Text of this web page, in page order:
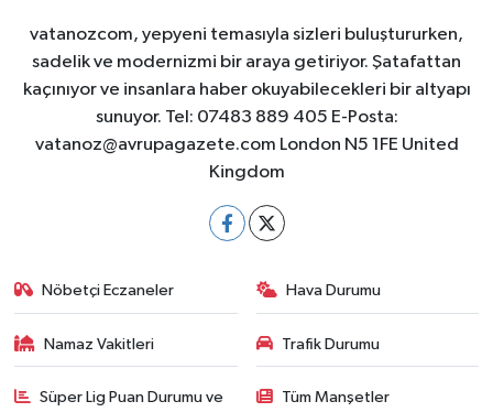
vatanozcom, yepyeni temasıyla sizleri buluştururken,
sadelik ve modernizmi bir araya getiriyor. Şatafattan
kaçınıyor ve insanlara haber okuyabilecekleri bir altyapı
sunuyor. Tel: 07483 889 405 E-Posta:
vatanoz@avrupagazete.com London N5 1FE United
Kingdom
Nöbetçi Eczaneler Hava Durumu
Namaz Vakitleri Trafik Durumu
Süper Lig Puan Durumu ve Tüm Manşetler